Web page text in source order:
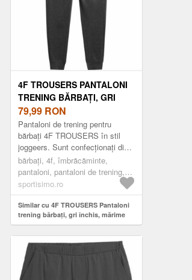
4F TROUSERS PANTALONI
TRENING BĂRBAȚI, GRI
ÎNCHIS, MĂRIME
79,99 RON
Pantaloni de trening pentru
bărbați 4F TROUSERS în stil
joggeers. Sunt confecționați din
material tricotat moale cu un
conținut ridicat de bumbac. ...
bărbați, 4f, îmbrăcăminte,
pantaloni, pantaloni de trening,
fashion, gri închis
sportisimo.ro
Similar cu 4F TROUSERS Pantaloni
trening bărbați, gri închis, mărime